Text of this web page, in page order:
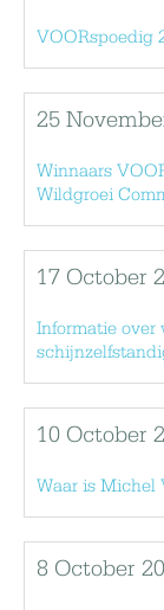
VOORspoedig
25
Winnaars
Wildgroei
17 October
Informatie
10 October
Waar is Michel
8 October